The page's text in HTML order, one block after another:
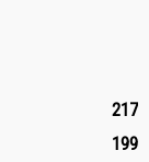
217
199